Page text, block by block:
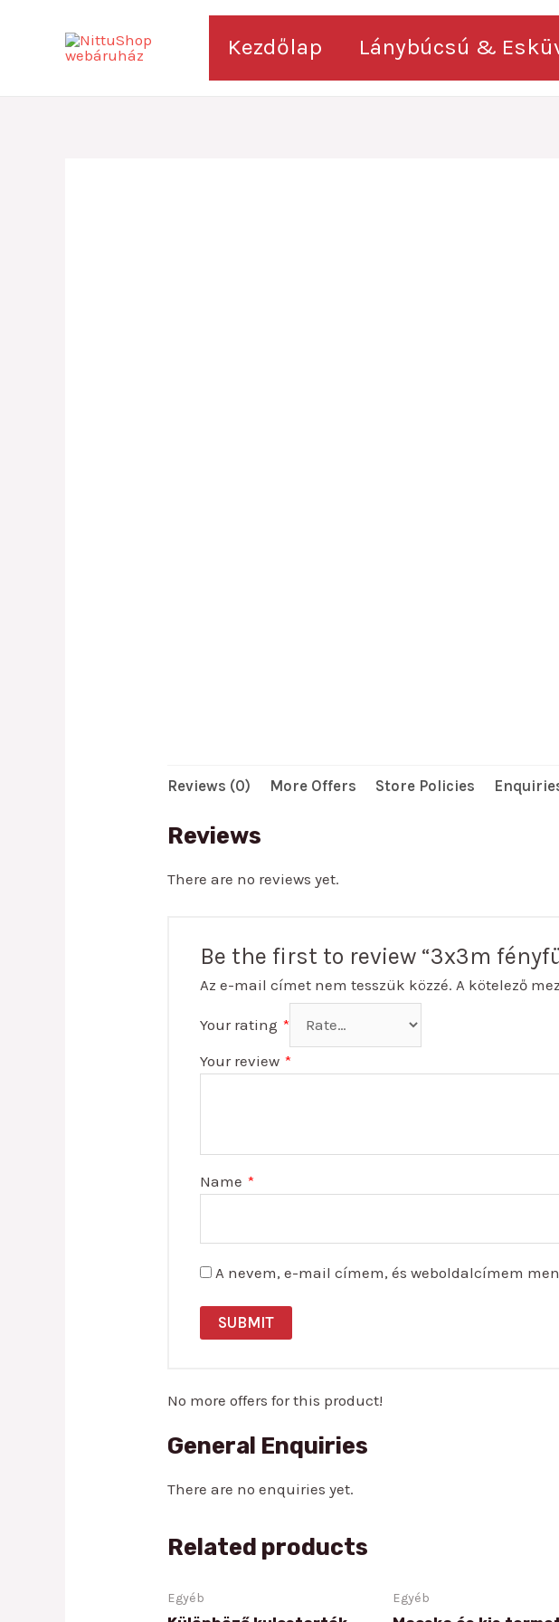
Kezdőlap Lánybúcsú &
Reviews (0) More Offers Store Policies
Reviews
There are no reviews yet.
Be the first to review “3x3m
Az e-mail címet nem tesszük közzé. A kötelező
Your rating *
Your review *
Name *
A nevem, e-mail címem, és weboldalcímem
No more offers for this product!
General Enquiries
There are no enquiries yet.
Related products
Egyéb Egyéb